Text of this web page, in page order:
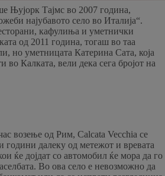
Њујорк Тајмс во 2007 година,
најубавото село во Италија“.
кафулиња и уметнички
од 2011 година, тогаш во таа
но уметницата Катерина Сата, која
во Калката, вели дека сега бројот на
возење од Рим, Calcata Vecchia се
години далеку од метежот и вревата
ќе дојдат со автомобил ќе мора да го
Во ова село е невозможно да